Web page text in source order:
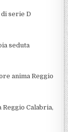
serie D
seduta
anima Reggio
Reggio Calabria,